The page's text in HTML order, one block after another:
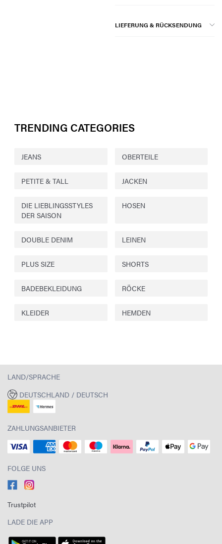
LIEFERUNG & RÜCKSENDUNG
TRENDING CATEGORIES
JEANS OBERTEILE
PETITE & TALL JACKEN
DIE LIEBLINGSSTYLES
DER SAISON
HOSEN
DOUBLE DENIM LEINEN
PLUS SIZE SHORTS
BADEBEKLEIDUNG RÖCKE
KLEIDER HEMDEN
LAND/SPRACHE
DEUTSCHLAND / DEUTSCH
ZAHLUNGSANBIETER
FOLGE UNS
Trustpilot
LADE DIE APP